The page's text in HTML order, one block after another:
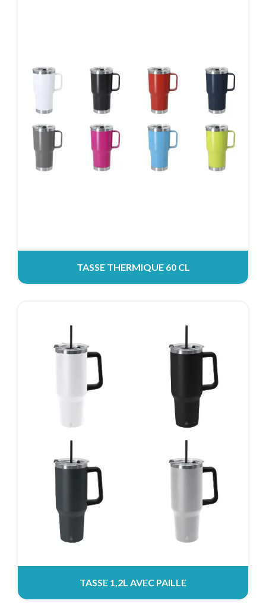
TASSE THERMIQUE 60 CL
TASSE 1,2L AVEC PAILLE